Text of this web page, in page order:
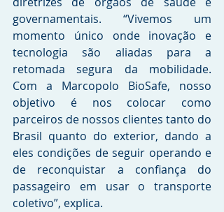
governamentais. “Vivemos um
momento único onde inovação e
tecnologia são aliadas para a
retomada segura da mobilidade.
Com a Marcopolo BioSafe, nosso
objetivo é nos colocar como
parceiros de nossos clientes tanto do
Brasil quanto do exterior, dando a
eles condições de seguir operando e
de reconquistar a confiança do
passageiro em usar o transporte
coletivo”, explica.